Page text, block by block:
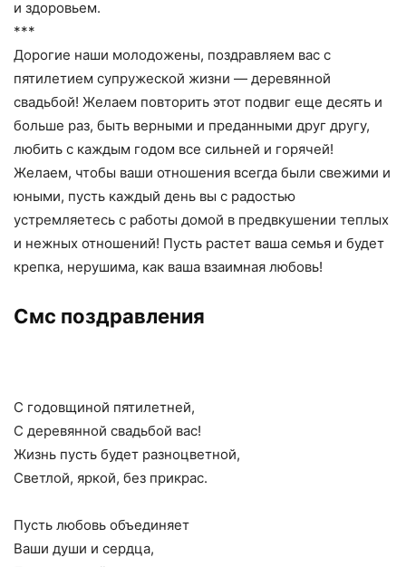
и здоровьем.
***
Дорогие наши молодожены, поздравляем вас с
пятилетием супружеской жизни — деревянной
свадьбой! Желаем повторить этот подвиг еще десять и
больше раз, быть верными и преданными друг другу,
любить с каждым годом все сильней и горячей!
Желаем, чтобы ваши отношения всегда были свежими и
юными, пусть каждый день вы с радостью
устремляетесь с работы домой в предвкушении теплых
и нежных отношений! Пусть растет ваша семья и будет
крепка, нерушима, как ваша взаимная любовь!
Смс поздравления
С годовщиной пятилетней,
С деревянной свадьбой вас!
Жизнь пусть будет разноцветной,
Светлой, яркой, без прикрас.
Пусть любовь объединяет
Ваши души и сердца,